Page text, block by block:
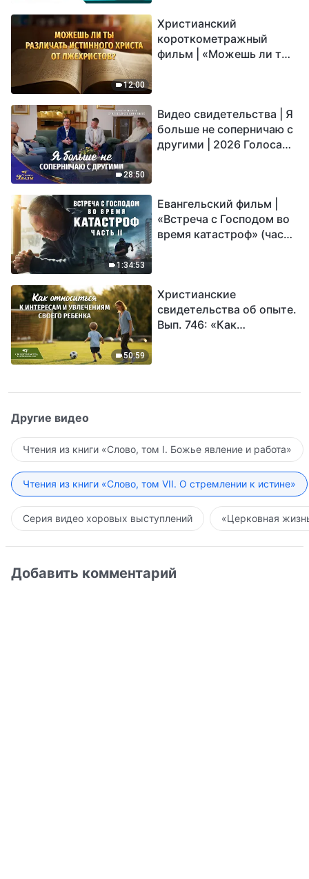
12:00
Христианский
короткометражный
фильм | «Можешь ли ты
28:50
Видео свидетельства | Я
больше не соперничаю с
другими | 2026 Голоса
1:34:53
Евангельский фильм |
«Встреча с Господом во
время катастроф» (часть
спасение?
50:59
Христианские
свидетельства об опыте.
Вып. 746: «Как
Другие видео
Чтения из книги «Слово, том I. Божье явление и работа»
Чтения из книги «Слово, том VII. О стремлении к истине»
Серия видео хоровых выступлений «Церковная
Добавить комментарий